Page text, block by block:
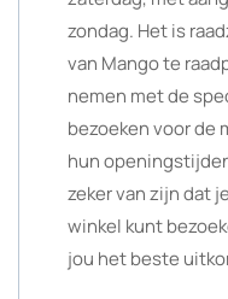
zondag. Het is
van Mango te
nemen met de
bezoeken voor de
hun
zeker van zijn dat
winkel kunt
jou het beste